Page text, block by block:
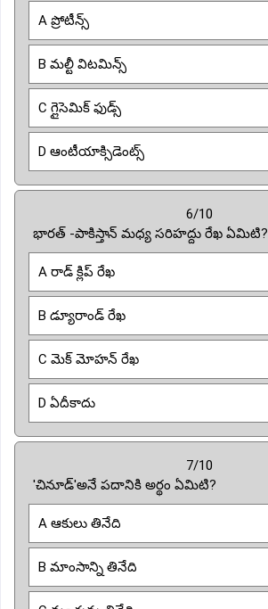
A ప్రోటీన్స్
B మల్టీ విటమిన్స్
C గ్లైసెమిక్ ఫుడ్స్
D ఆంటీయాక్సిడెంట్స్
6/10
భారత్ -పాకిస్తాన్ మధ్య సరిహద్దు రేఖ ఏమిటి?
A రాడ్ క్లిప్ రేఖ
B డ్యూరాండ్ రేఖ
C మెక్ మోహన్ రేఖ
D ఏదీకాదు
7/10
'చినూడ్'అనే పదానికి అర్థం ఏమిటి?
A ఆకులు తినేది
B మాంసాన్ని తినేది